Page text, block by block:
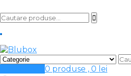
0 produse , 0 lei